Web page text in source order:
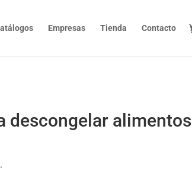
Empresas Tienda Contacto
descongelar alimentos